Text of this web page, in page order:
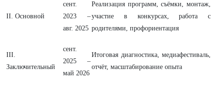
II. Основной
сент.
2023 –
авг. 2025
Реализация программ, съёмки, монтаж,
участие в конкурсах, работа с
родителями, профориентация
III.
Заключительный
сент.
2025 –
май 2026
Итоговая диагностика, медиафестиваль,
отчёт, масштабирование опыта